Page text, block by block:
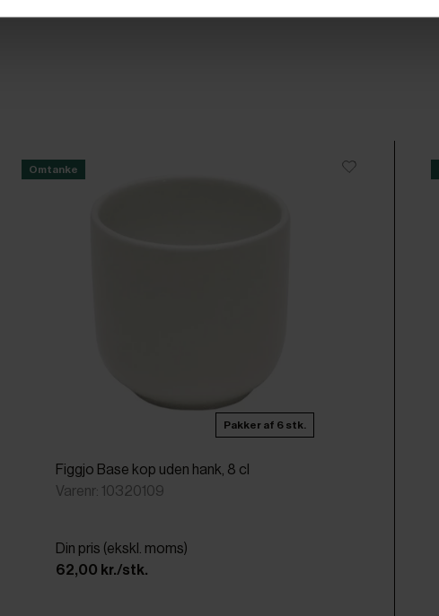
Omtanke
Pakker af 6 stk.
Figgjo Base kop uden hank, 8 cl
Varenr: 10320109
Din pris (ekskl. moms)
62,00 kr./stk.